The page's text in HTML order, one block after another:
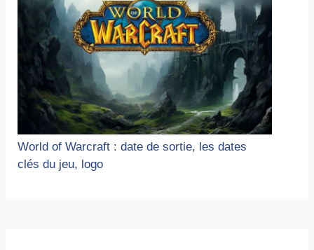
World of Warcraft : date de sortie, les dates
clés du jeu, logo